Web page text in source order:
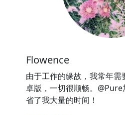
Flowence
由于工作的缘故，我常年
卓版，一切很顺畅。
省了我大量的时间！